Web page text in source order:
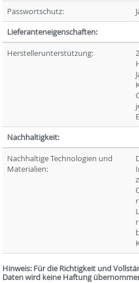
Passwortschutz:
Lieferanteneigenschaften:
Herstellerunterstützung:
Nachhaltigkeit:
Nachhaltige Technologien und
Materialien:
Hinweis: Für die Richtigkeit und
Daten wird keine Haftung